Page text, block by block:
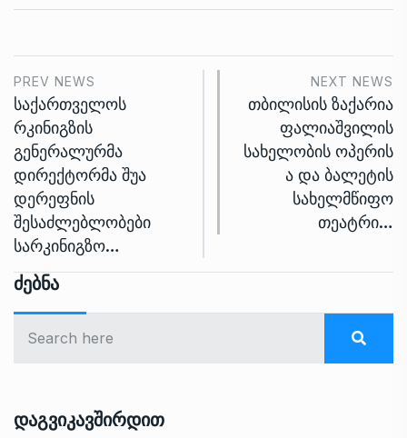
PREV NEWS
საქართველოს
რკინიგზის
გენერალურმა
დირექტორმა შუა
დერეფნის
შესაძლებლობები
სარკინიგზო…
NEXT NEWS
თბილისის ზაქარია
ფალიაშვილის
სახელობის ოპერის
ა და ბალეტის
სახელმწიფო
თეატრი…
Ძებნა
Დაგვიკავშირდით